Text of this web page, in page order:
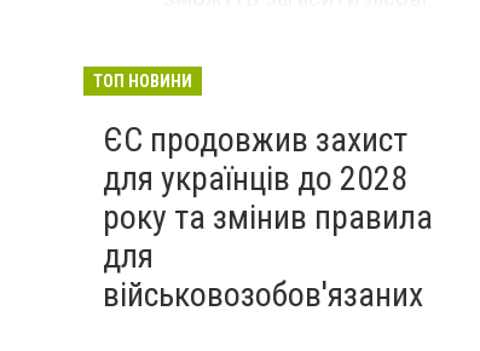
ТОП НОВИНИ
ЄС продовжив захист
для українців до 2028
року та змінив правила
для
військовозобов'язаних